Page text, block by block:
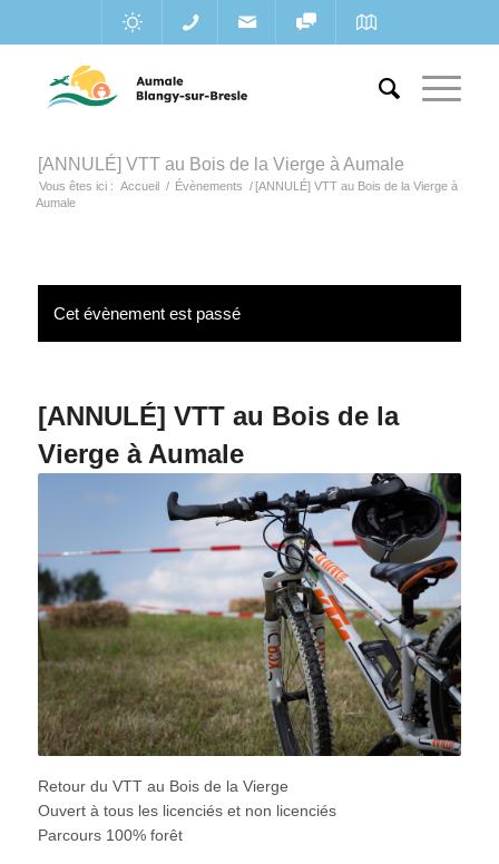
[ANNULÉ] VTT au Bois de la Vierge à Aumale
Vous êtes ici : Accueil / Évènements / [ANNULÉ] VTT au Bois de la Vierge à
Aumale
Cet évènement est passé
[ANNULÉ] VTT au Bois de la
Vierge à Aumale
Retour du VTT au Bois de la Vierge
Ouvert à tous les licenciés et non licenciés
Parcours 100% forêt